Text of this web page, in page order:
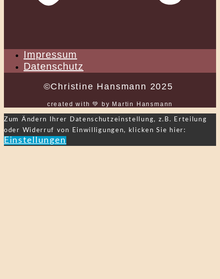
Impressum
Datenschutz
©Christine Hansmann 2025
created with 💚 by Martin Hansmann
Zum Ändern Ihrer Datenschutzeinstellung, z.B. Erteilung
oder Widerruf von Einwilligungen, klicken Sie hier:
Einstellungen